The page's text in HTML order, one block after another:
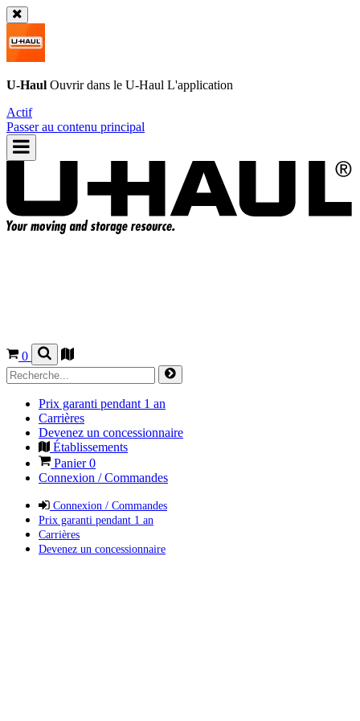
U-Haul Ouvrir dans le U-Haul L'application
Actif
Passer au contenu principal
0
Prix garanti pendant 1 an
Carrières
Devenez un concessionnaire
Établissements
Panier0
Connexion / Commandes
Connexion / Commandes
Prix garanti pendant 1 an
Carrières
Devenez un concessionnaire